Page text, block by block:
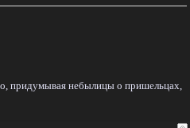
придумывая небылицы о пришельцах,